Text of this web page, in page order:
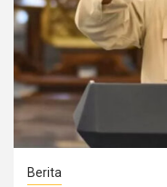
Berita